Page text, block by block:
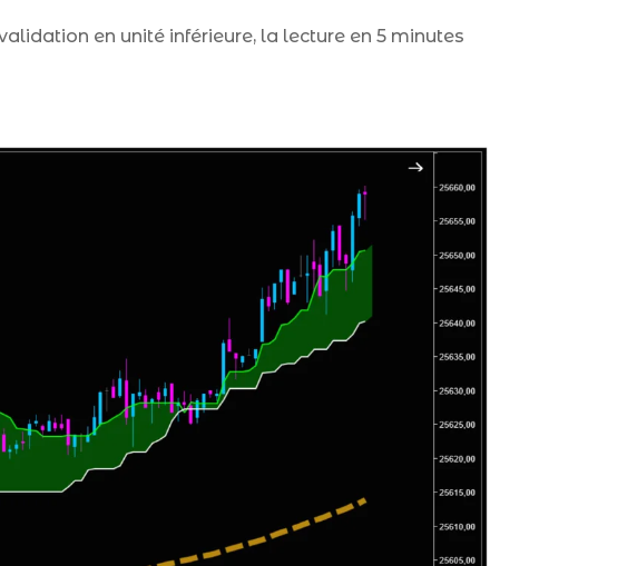
en unité inférieure, la lecture en 5 minutes